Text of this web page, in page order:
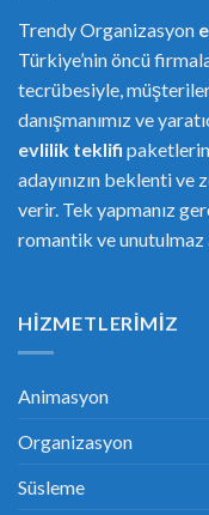
Trendy Organizasyon
Türkiye’nin öncü
tecrübesiyle,
danışmanımız ve
evlilik teklifi
adayınızın beklenti
verir. Tek yapmanız
romantik ve unutulmaz
HIZMETLERIMIZ
Animasyon
Organizasyon
Süsleme